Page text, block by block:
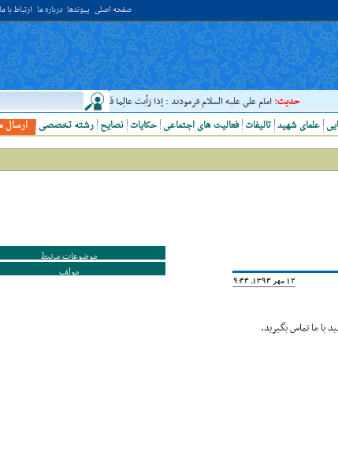
صفحه اصلی پیوندها درباره ما ارتباط با ما
حدیث:امام علي عليه السلام فرمودند : إذا رَأيتَ عالِما فَکُن لَهُ خادِما ؛ هرگاه دانشمندى
ارسال
رشته تخصصی نصایح حکایات فعالیت های اجتماعی تالیفات علمای شهید
12 مهر 1394, 19:44
با ما تماس بگیرید.
موضوعات مرتبط
مولف